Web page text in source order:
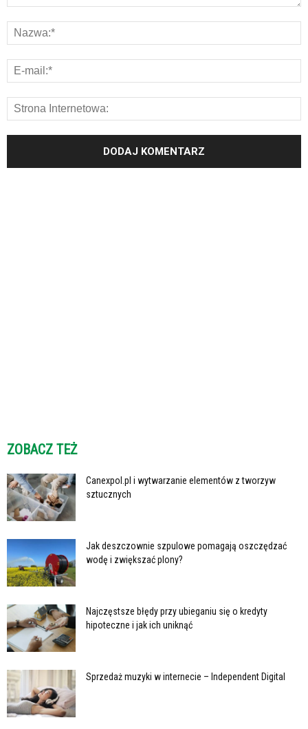
ZOBACZ TEŻ
Canexpol.pl i wytwarzanie elementów z tworzyw
sztucznych
Jak deszczownie szpulowe pomagają oszczędzać
wodę i zwiększać plony?
Najczęstsze błędy przy ubieganiu się o kredyty
hipoteczne i jak ich uniknąć
Sprzedaż muzyki w internecie – Independent Digital